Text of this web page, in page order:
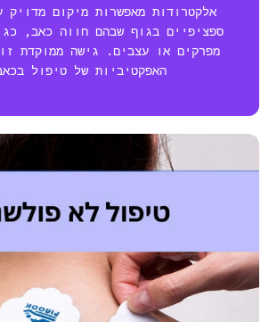
אלקטרודות מאפשרות מיקום מדויק
ספציפיים בגוף שבהם חווה כאב,
מפרקים או עצבים. גישה ממוקדת
האפקטיביות של טיפול